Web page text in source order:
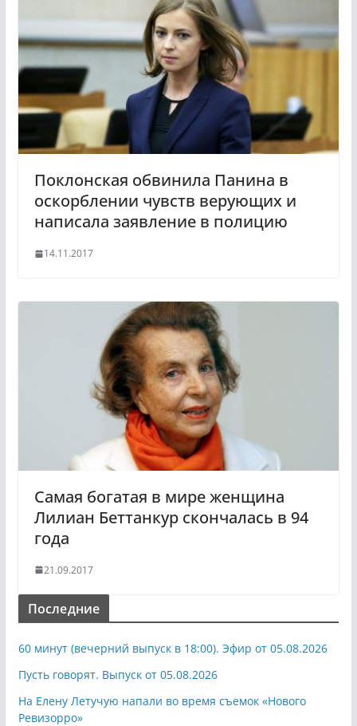
Поклонская обвинила Панина в
оскорблении чувств верующих и
написала заявление в полицию
14.11.2017
Самая богатая в мире женщина
Лилиан Беттанкур скончалась в 94
года
21.09.2017
Последние
60 минут (вечерний выпуск в 18:00). Эфир от 05.08.2026
Пусть говорят. Выпуск от 05.08.2026
На Елену Летучую напали во время съемок «Нового
Ревизорро»